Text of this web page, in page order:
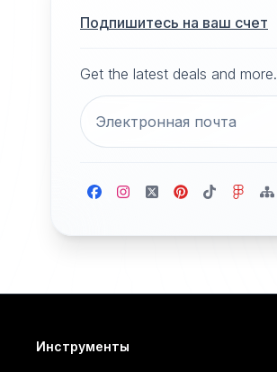
Подпишитесь на ваш счет
Get the latest deals and more.
Инструменты